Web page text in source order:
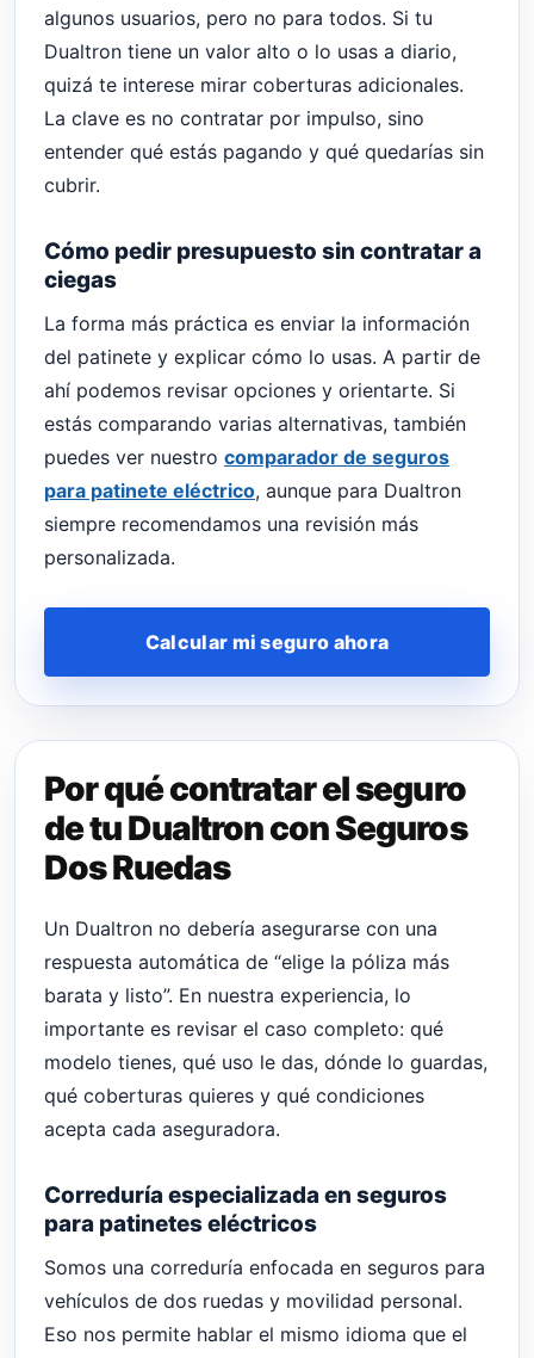
algunos usuarios, pero no para todos. Si tu
Dualtron tiene un valor alto o lo usas a diario,
quizá te interese mirar coberturas adicionales.
La clave es no contratar por impulso, sino
entender qué estás pagando y qué quedarías sin
cubrir.
Cómo pedir presupuesto sin contratar a
ciegas
La forma más práctica es enviar la información
del patinete y explicar cómo lo usas. A partir de
ahí podemos revisar opciones y orientarte. Si
estás comparando varias alternativas, también
puedes ver nuestro comparador de seguros
para patinete eléctrico, aunque para Dualtron
siempre recomendamos una revisión más
personalizada.
Calcular mi seguro ahora
Por qué contratar el seguro
de tu Dualtron con Seguros
Dos Ruedas
Un Dualtron no debería asegurarse con una
respuesta automática de “elige la póliza más
barata y listo”. En nuestra experiencia, lo
importante es revisar el caso completo: qué
modelo tienes, qué uso le das, dónde lo guardas,
qué coberturas quieres y qué condiciones
acepta cada aseguradora.
Correduría especializada en seguros
para patinetes eléctricos
Somos una correduría enfocada en seguros para
vehículos de dos ruedas y movilidad personal.
Eso nos permite hablar el mismo idioma que el